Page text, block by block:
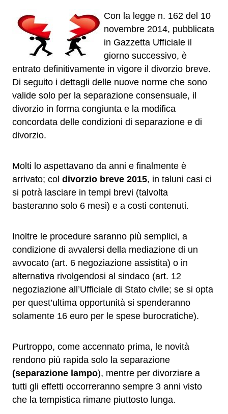
Con la legge n. 162 del 10
novembre 2014, pubblicata
in Gazzetta Ufficiale il
giorno successivo, è
entrato definitivamente in vigore il divorzio breve.
Di seguito i dettagli delle nuove norme che sono
valide solo per la separazione consensuale, il
divorzio in forma congiunta e la modifica
concordata delle condizioni di separazione e di
divorzio.
Molti lo aspettavano da anni e finalmente è
arrivato; col divorzio breve 2015, in taluni casi ci
si potrà lasciare in tempi brevi (talvolta
basteranno solo 6 mesi) e a costi contenuti.
Inoltre le procedure saranno più semplici, a
condizione di avvalersi della mediazione di un
avvocato (art. 6 negoziazione assistita) o in
alternativa rivolgendosi al sindaco (art. 12
negoziazione all’Ufficiale di Stato civile; se si opta
per quest’ultima opportunità si spenderanno
solamente 16 euro per le spese burocratiche).
Purtroppo, come accennato prima, le novità
rendono più rapida solo la separazione
(separazione lampo), mentre per divorziare a
tutti gli effetti occorreranno sempre 3 anni visto
che la tempistica rimane piuttosto lunga.